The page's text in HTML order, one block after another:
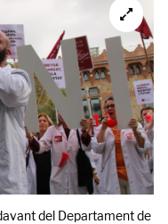
del Departament de